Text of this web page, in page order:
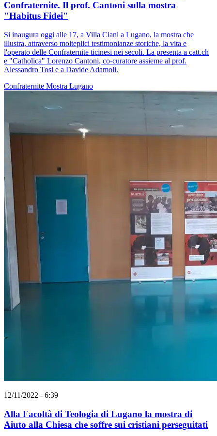
Confraternite. Il prof. Cantoni sulla mostra
"Habitus Fidei"
Si inaugura oggi alle 17, a Villa Ciani a Lugano, la mostra che
illustra, attraverso molteplici testimonianze storiche, la vita e
l'operato delle Confraternite ticinesi nei secoli. La presenta a catt.ch
e "Catholica" Lorenzo Cantoni, co-curatore assieme al prof.
Alessandro Tosi e a Davide Adamoli.
Confraternite Mostra Lugano
12/11/2022 - 6:39
Alla Facoltà di Teologia di Lugano la mostra di
Aiuto alla Chiesa che soffre sui cristiani perseguitati